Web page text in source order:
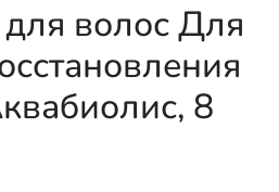
волос Для
8